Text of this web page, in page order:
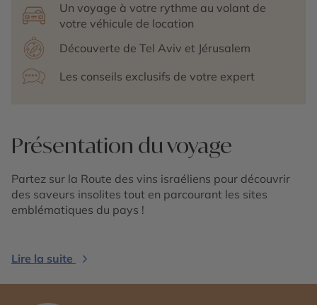
Un voyage à votre rythme au volant de
votre véhicule de location
Découverte de Tel Aviv et Jérusalem
Les conseils exclusifs de votre expert
Présentation du voyage
Partez sur la Route des vins israéliens pour découvrir
des saveurs insolites tout en parcourant les sites
emblématiques du pays !
Lire la suite